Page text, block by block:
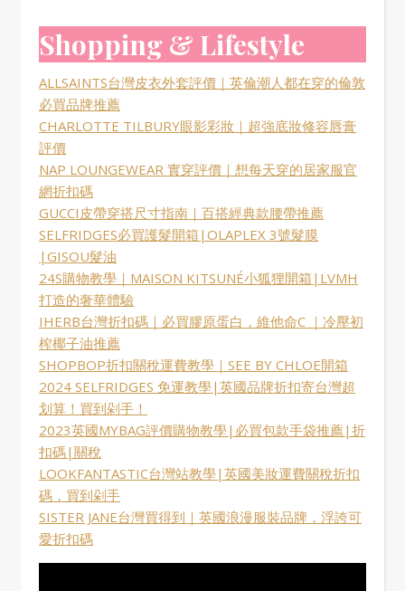
Shopping & Lifestyle
ALLSAINTS台灣皮衣外套評價｜英倫潮人都在穿的倫敦
必買品牌推薦
CHARLOTTE TILBURY眼影彩妝｜超強底妝修容唇膏
評價
NAP LOUNGEWEAR 實穿評價｜想每天穿的居家服官
網折扣碼
GUCCI皮帶穿搭尺寸指南｜百搭經典款腰帶推薦
SELFRIDGES必買護髮開箱|OLAPLEX 3號髮膜
|GISOU髮油
24S購物教學｜MAISON KITSUNÉ小狐狸開箱|LVMH
打造的奢華體驗
IHERB台灣折扣碼｜必買膠原蛋白，維他命C ｜冷壓初
榨椰子油推薦
SHOPBOP折扣關稅運費教學｜SEE BY CHLOE開箱
2024 SELFRIDGES 免運教學|英國品牌折扣寄台灣超
划算！買到剁手！
2023英國MYBAG評價購物教學|必買包款手袋推薦|折
扣碼|關稅
LOOKFANTASTIC台灣站教學|英國美妝運費關稅折扣
碼，買到剁手
SISTER JANE台灣買得到｜英國浪漫服裝品牌，浮誇可
愛折扣碼